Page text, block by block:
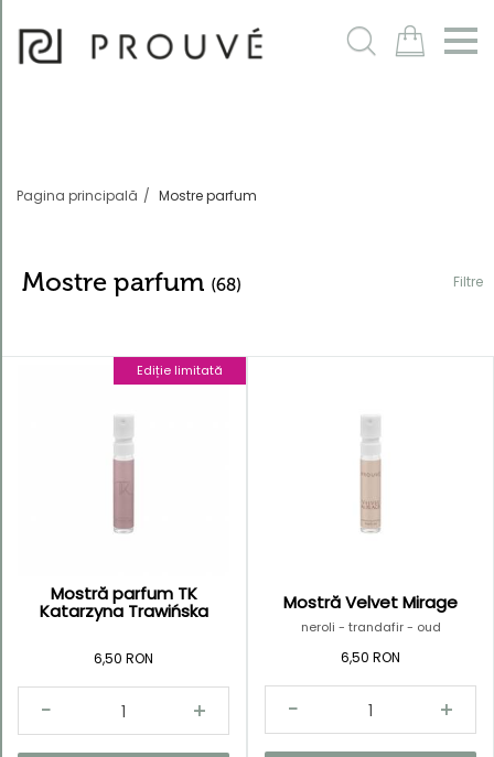
m
Pagina principală Mostre parfum
Mostre parfum (68) Filtre
Ediție limitată
Mostră parfum TK
Katarzyna Trawińska
6,50 RON
Mostră Velvet Mirage
neroli - trandafir - oud
6,50 RON
Filtre
descrescător
Kategorie
parfum